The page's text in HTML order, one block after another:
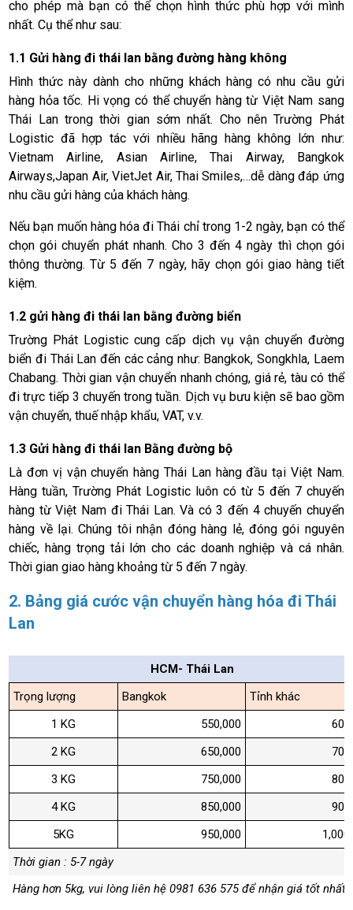
cho phép mà bạn có thể chọn hình thức phù hợp với mình
nhất. Cụ thể như sau:
1.1 Gửi hàng đi thái lan bằng đường hàng không
Hình thức này dành cho những khách hàng có nhu cầu gửi
hàng hỏa tốc. Hi vọng có thể chuyển hàng từ Việt Nam sang
Thái Lan trong thời gian sớm nhất. Cho nên Trường Phát
Logistic đã hợp tác với nhiều hãng hàng không lớn như:
Vietnam Airline, Asian Airline, Thai Airway, Bangkok
Airways,Japan Air, VietJet Air, Thai Smiles,…dễ dàng đáp ứng
nhu cầu gửi hàng của khách hàng.
Nếu bạn muốn hàng hóa đi Thái chỉ trong 1-2 ngày, bạn có thể
chọn gói chuyển phát nhanh. Cho 3 đến 4 ngày thì chọn gói
thông thường. Từ 5 đến 7 ngày, hãy chọn gói giao hàng tiết
kiệm.
1.2 gửi hàng đi thái lan bằng đường biển
Trường Phát Logistic cung cấp dịch vụ vận chuyển đường
biển đi Thái Lan đến các cảng như: Bangkok, Songkhla, Laem
Chabang. Thời gian vận chuyển nhanh chóng, giá rẻ, tàu có thể
đi trực tiếp 3 chuyến trong tuần. Dịch vụ bưu kiện sẽ bao gồm
vận chuyển, thuế nhập khẩu, VAT, v.v.
1.3 Gửi hàng đi thái lan Bằng đường bộ
Là đơn vị vận chuyển hàng Thái Lan hàng đầu tại Việt Nam.
Hàng tuần, Trường Phát Logistic luôn có từ 5 đến 7 chuyến
hàng từ Việt Nam đi Thái Lan. Và có 3 đến 4 chuyến chuyển
hàng về lại. Chúng tôi nhận đóng hàng lẻ, đóng gói nguyên
chiếc, hàng trọng tải lớn cho các doanh nghiệp và cá nhân.
Thời gian giao hàng khoảng từ 5 đến 7 ngày.
2. Bảng giá cước vận chuyển hàng hóa đi Thái
Lan
HCM- Thái Lan
Trọng lượng
Bangkok
Tỉnh khác
1 KG
550,000
2 KG
650,000
3 KG
750,000
4 KG
850,000
5KG
950,000
Thời gian : 5-7 ngày
Hàng hơn 5kg, vui lòng liên hệ 0981 636 575 để nhận giá tốt nhất.